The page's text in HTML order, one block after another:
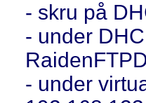
- skru på
- under
- under